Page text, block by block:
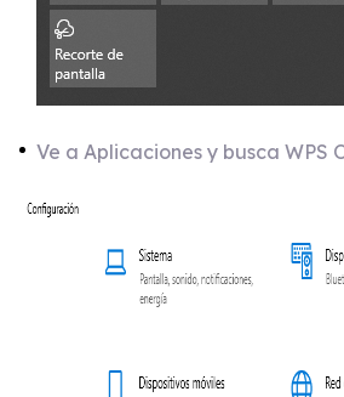
Ve a Aplicaciones y busca WPS